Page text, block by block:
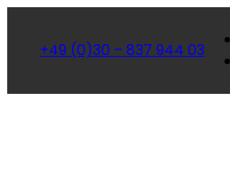
+49 (0)30 – 837 944 03